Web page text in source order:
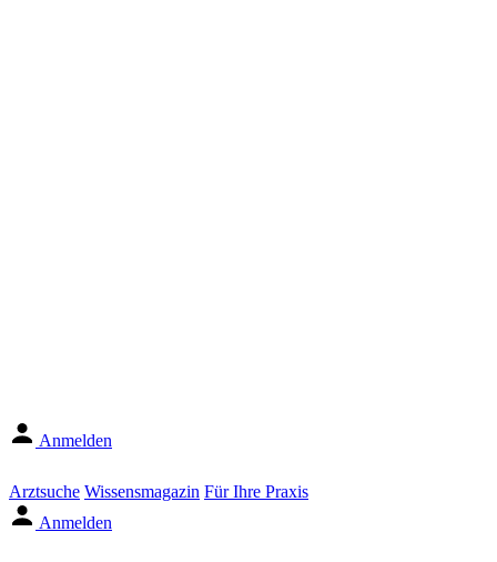
Anmelden
Arztsuche Wissensmagazin Für Ihre Praxis
Anmelden